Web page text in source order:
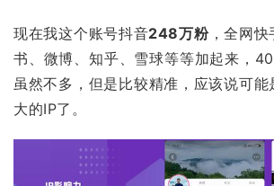
现在我这个账号抖音248万粉，全网快
书、微博、知乎 雪球等等加起来，
虽然不多，但是比较精准，应该说可
大的IP了。